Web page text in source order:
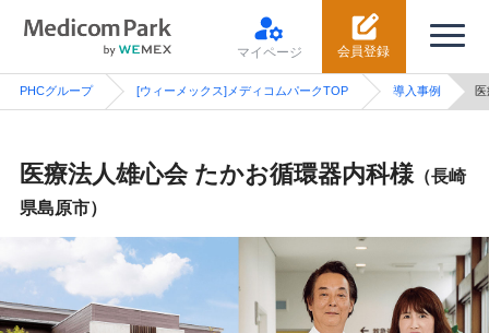
会員登録
マイページ
PHCグループ [ウィーメックス]メディコムパークTOP 導入事例
医療法人雄心会 たかお循環器内科様（長崎
県島原市）